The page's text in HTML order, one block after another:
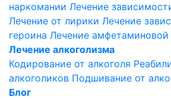
наркомании Лечение
Лечение от лирики Лечение
героина Лечение амфетаминовой
Лечение алкоголизма
Кодирование от алкоголя
алкоголиков Подшивание от
Блог